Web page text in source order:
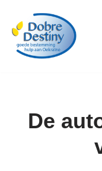
Ga
naar
De